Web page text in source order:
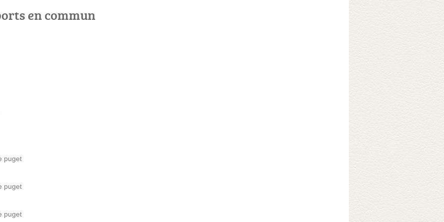
en commun
puget
puget
puget